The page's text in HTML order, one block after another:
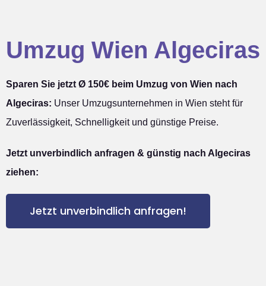
Umzug Wien Algeciras
Sparen Sie jetzt Ø 150€ beim Umzug von Wien nach
Algeciras: Unser Umzugsunternehmen in Wien steht für
Zuverlässigkeit, Schnelligkeit und günstige Preise.
Jetzt unverbindlich anfragen & günstig nach Algeciras
ziehen:
Jetzt unverbindlich anfragen!